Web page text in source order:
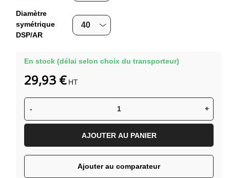
Diamètre
symétrique
DSP/AR
En stock (délai selon choix du transporteur)
- +
AJOUTER AU PANIER
Ajouter au comparateur
29,93 € HT